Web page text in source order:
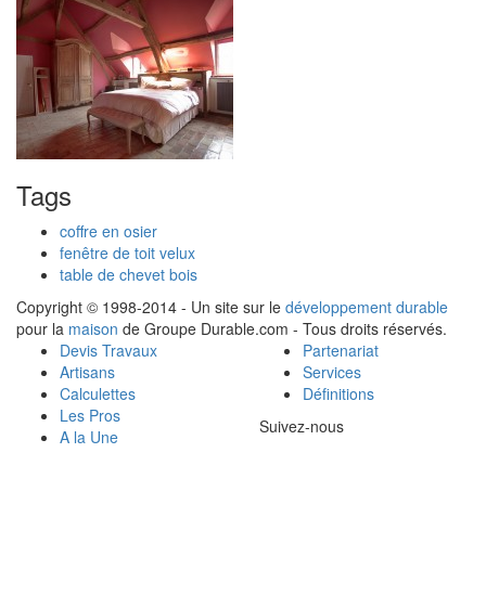
Tags
coffre en osier
fenêtre de toit velux
table de chevet bois
Copyright © 1998-2014 - Un site sur le développement durable
pour la maison de Groupe Durable.com - Tous droits réservés.
Devis Travaux
Artisans
Calculettes
Les Pros
A la Une
Partenariat
Services
Définitions
Suivez-nous